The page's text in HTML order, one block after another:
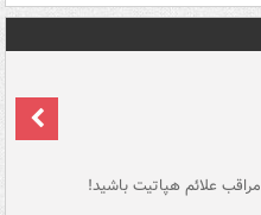
مراقب علائم هپاتیت باشید!